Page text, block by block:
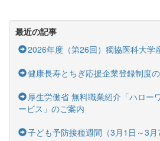
最近の記事
2026年度（第26回）獨協医科大学
健康長寿とちぎ応援企業登録制度
厚生労働省 無料職業紹介「ハロー
ービス」のご案内
子ども予防接種週間（3月1日～3月